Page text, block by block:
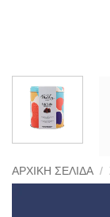
ΑΡΧΙΚΉ ΣΕΛΊΔΑ /